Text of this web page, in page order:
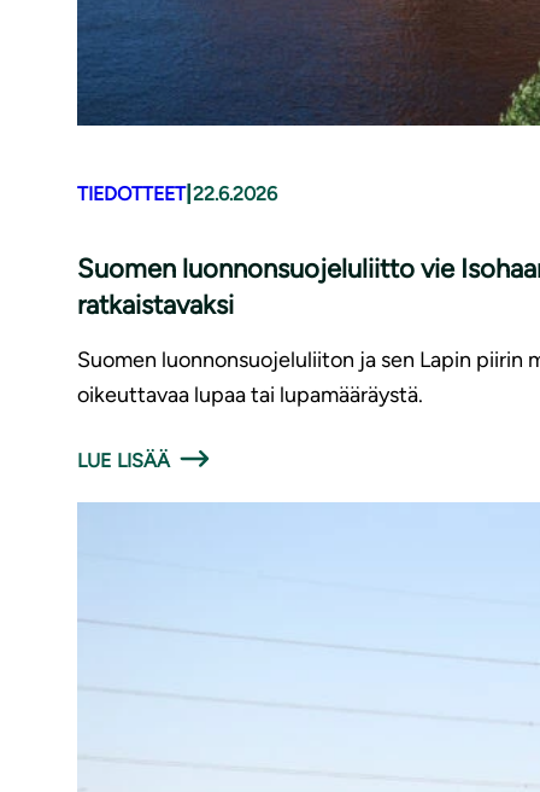
TIEDOTTEET| 22.6.2026
Suomen luonnonsuojeluliitto vie
ratkaistavaksi
Suomen luonnonsuojeluliiton ja sen Lapin piirin
oikeuttavaa lupaa tai lupamääräystä.
LUE LISÄÄ